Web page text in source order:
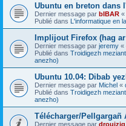
Ubuntu en breton dans
Dernier message par bIBAR «
Publié dans L'informatique en
Implijout Firefox (hag
Dernier message par jeremy «
Publié dans Troidigezh
anezho)
Ubuntu 10.04: Dibab
Dernier message par Michel «
Publié dans Troidigezh
anezho)
Télécharger/Pellgargañ
Dernier message par drouizig